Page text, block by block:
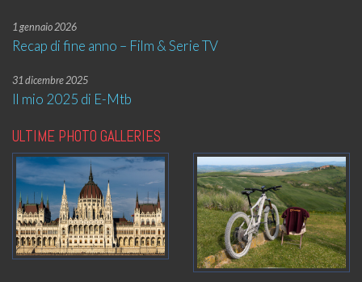
1 gennaio 2026
Recap di fine anno – Film & Serie TV
31 dicembre 2025
Il mio 2025 di E-Mtb
ULTIME PHOTO GALLERIES